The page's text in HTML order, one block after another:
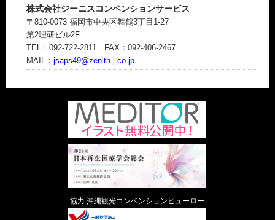
株式会社ジーニスコンベンションサービス
〒810-0073 福岡市中央区舞鶴3丁目1-27
第2理研ビル2F
TEL：092-722-2811 FAX：092-406-2467
MAIL： jsaps49@zenith-j.co.jp
協力 沖縄観光コンベンションビューロー